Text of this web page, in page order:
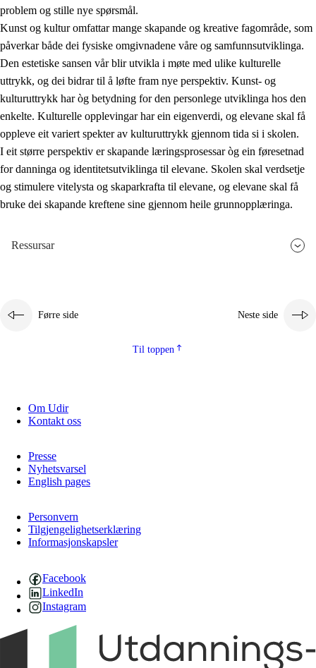
problem og stille nye spørsmål.
Kunst og kultur omfattar mange skapande og kreative fagområde, som
påverkar både dei fysiske omgivnadene våre og samfunnsutviklinga.
Den estetiske sansen vår blir utvikla i møte med ulike kulturelle
uttrykk, og dei bidrar til å løfte fram nye perspektiv. Kunst- og
kulturuttrykk har òg betydning for den personlege utviklinga hos den
enkelte. Kulturelle opplevingar har ein eigenverdi, og elevane skal få
oppleve eit variert spekter av kulturuttrykk gjennom tida si i skolen.
I eit større perspektiv er skapande læringsprosessar òg ein føresetnad
for danninga og identitetsutviklinga til elevane. Skolen skal verdsetje
og stimulere vitelysta og skaparkrafta til elevane, og elevane skal få
bruke dei skapande kreftene sine gjennom heile grunnopplæringa.
Ressursar
Førre side Neste side
Til toppen
Om Udir
Kontakt oss
Presse
Nyhetsvarsel
English pages
Personvern
Tilgjengelighetserklæring
Informasjonskapsler
Facebook
LinkedIn
Instagram